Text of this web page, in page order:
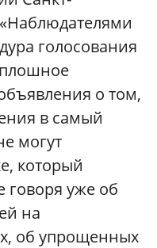
голосования
о том,
в самый
могут
который
говоря уже об
на
об упрощенных